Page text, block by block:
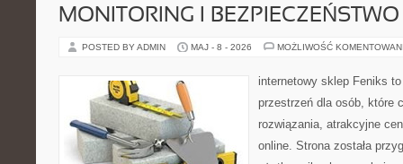
MONITORING I
POSTED BY ADMIN MAJ - 8 - 2026 MOŻLIWOŚĆ
internetowy sklep Feniks
przestrzeń dla osób, które
rozwiązania, atrakcyjne
online. Strona została